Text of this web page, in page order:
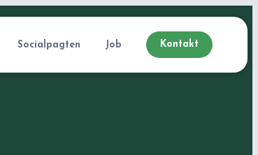
Socialpagten Job Kontakt